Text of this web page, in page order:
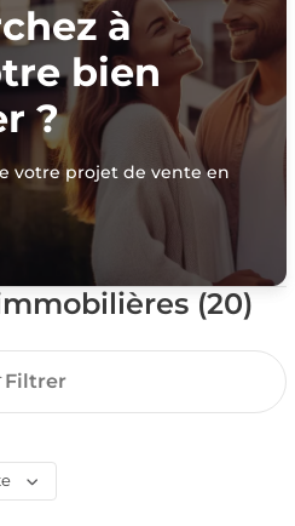
à
bien
?
votre projet de vente en
(20)
Filtrer